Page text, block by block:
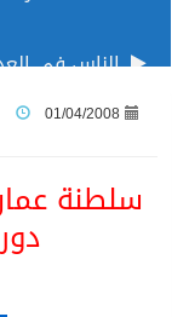
01/04/2008
سلطنة